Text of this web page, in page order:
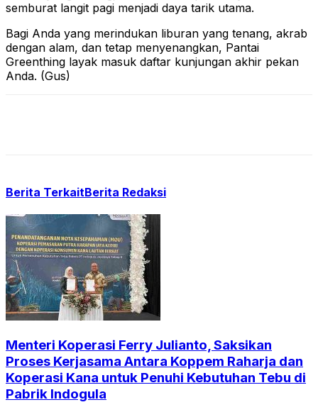
semburat langit pagi menjadi daya tarik utama.
Bagi Anda yang merindukan liburan yang tenang, akrab
dengan alam, dan tetap menyenangkan, Pantai
Greenthing layak masuk daftar kunjungan akhir pekan
Anda. (Gus)
Berita TerkaitBerita Redaksi
Menteri Koperasi Ferry Julianto, Saksikan
Proses Kerjasama Antara Koppem Raharja dan
Koperasi Kana untuk Penuhi Kebutuhan Tebu di
Pabrik Indogula